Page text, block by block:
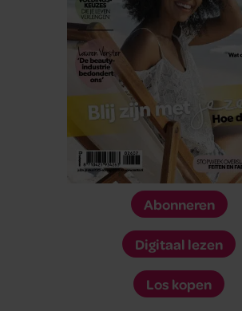
Abonneren
Digitaal lezen
Los kopen